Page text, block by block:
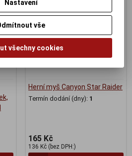
Herní myš Canyon Star Raider
Termín dodání (dny): 1
165 Kč
136 Kč (bez DPH:)
Nastavení
vše
všechny cookies